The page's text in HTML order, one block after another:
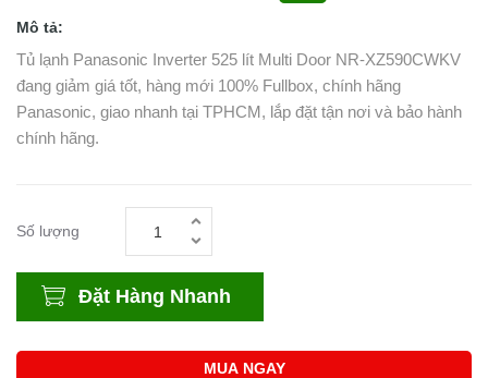
Mô tả:
Tủ lạnh Panasonic Inverter 525 lít Multi Door NR-XZ590CWKV
đang giảm giá tốt, hàng mới 100% Fullbox, chính hãng
Panasonic, giao nhanh tại TPHCM, lắp đặt tận nơi và bảo hành
chính hãng.
Số lượng
Đặt Hàng Nhanh
MUA NGAY